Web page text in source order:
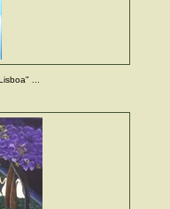
...